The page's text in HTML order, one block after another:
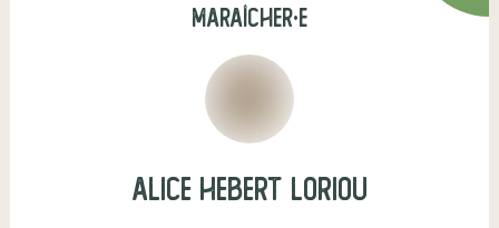
maraîcher·e
alice hebert loriou